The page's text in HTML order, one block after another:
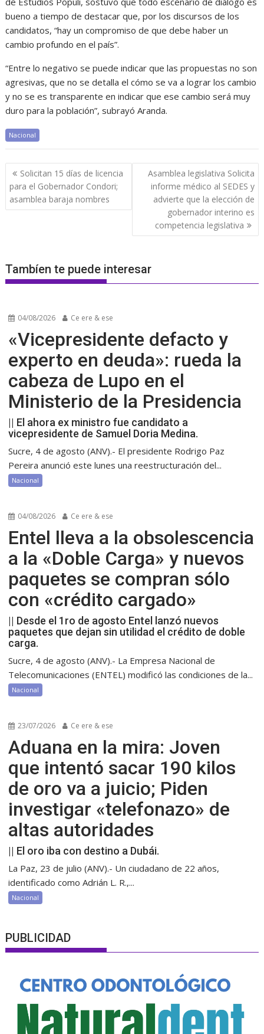
bueno a tiempo de destacar que, por los discursos de los
candidatos, “hay un compromiso de que debe haber un
cambio profundo en el país”.
“Entre lo negativo se puede indicar que las propuestas no son
agresivas, que no se detalla el cómo se va a lograr los cambio
y no se es transparente en indicar que ese cambio será muy
duro para la población”, subrayó Aranda.
Nacional
Navegación
de
entradas
Solicitan 15 días de licencia
para el Gobernador Condori;
asamblea baraja nombres
Asamblea legislativa Solicita
informe médico al SEDES y
advierte que la elección de
gobernador interino es
competencia legislativa
Tambíen te puede interesar
04/08/2026 Ce ere & ese
«Vicepresidente defacto y
experto en deuda»: rueda la
cabeza de Lupo en el
Ministerio de la Presidencia
|| El ahora ex ministro fue candidato a
vicepresidente de Samuel Doria Medina.
Sucre, 4 de agosto (ANV).- El presidente Rodrigo Paz
Pereira anunció este lunes una reestructuración del...
Nacional
04/08/2026 Ce ere & ese
Entel lleva a la obsolescencia
a la «Doble Carga» y nuevos
paquetes se compran sólo
con «crédito cargado»
|| Desde el 1ro de agosto Entel lanzó nuevos
paquetes que dejan sin utilidad el crédito de doble
carga.
Sucre, 4 de agosto (ANV).- La Empresa Nacional de
Telecomunicaciones (ENTEL) modificó las condiciones de la...
Nacional
23/07/2026 Ce ere & ese
Aduana en la mira: Joven
que intentó sacar 190 kilos
de oro va a juicio; Piden
investigar «telefonazo» de
altas autoridades
|| El oro iba con destino a Dubái.
La Paz, 23 de julio (ANV).- Un ciudadano de 22 años,
identificado como Adrián L. R.,...
Nacional
PUBLICIDAD